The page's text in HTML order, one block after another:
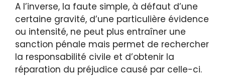
A l’inverse, la faute simple, à défaut d’une
certaine gravité, d’une particulière évidence
ou intensité, ne peut plus entraîner une
sanction pénale mais permet de rechercher
la responsabilité civile et d’obtenir la
réparation du préjudice causé par celle-ci.